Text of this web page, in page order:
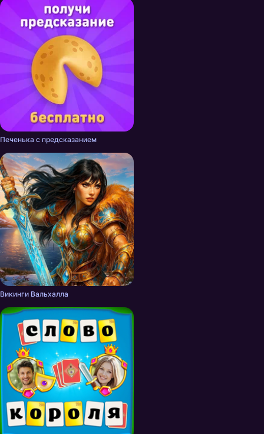
Печенька с предсказанием
Викинги Вальхалла